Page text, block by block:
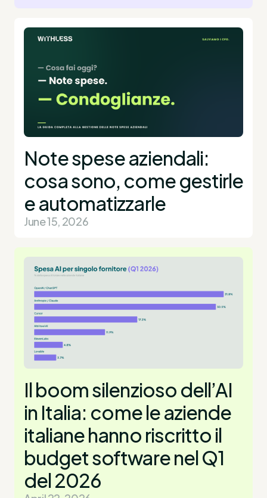
Note spese aziendali:
cosa sono, come gestirle
e automatizzarle
June 15, 2026
Il boom silenzioso dell’AI
in Italia: come le aziende
italiane hanno riscritto il
budget software nel Q1
del 2026